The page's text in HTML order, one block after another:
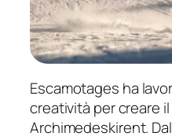
Escamotages ha
creatività per creare
Archimedeskirent.